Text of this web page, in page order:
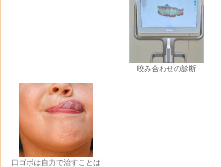
咬み合わせの診断
口ゴボは自力で治すことは